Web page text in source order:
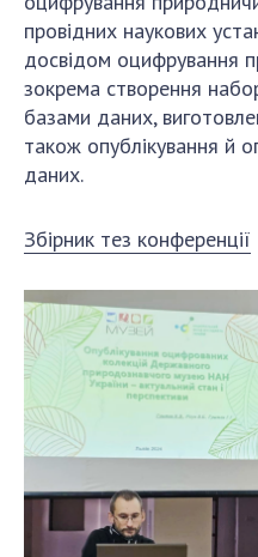
провідних наукових
досвідом оцифрування
зокрема створення
базами даних,
також опублікування й
даних.
Збірник тез конференції